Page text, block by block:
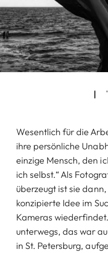
Wesentlich für die
ihre persönliche
einzige Mensch, den
ich selbst.“ Als
überzeugt ist sie
konzipierte Idee im
Kameras
unterwegs, das war
in St. Petersburg,